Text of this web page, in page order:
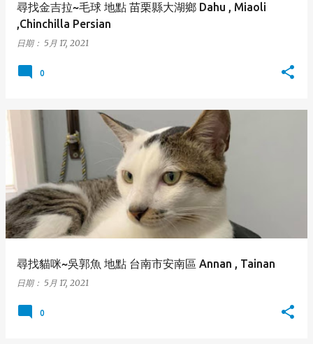
尋找金吉拉~毛球 地點 苗栗縣大湖鄉 Dahu , Miaoli
,Chinchilla Persian
日期： 5月 17, 2021
0
尋找貓咪~吳郭魚 地點 台南市安南區 Annan , Tainan
日期： 5月 17, 2021
0